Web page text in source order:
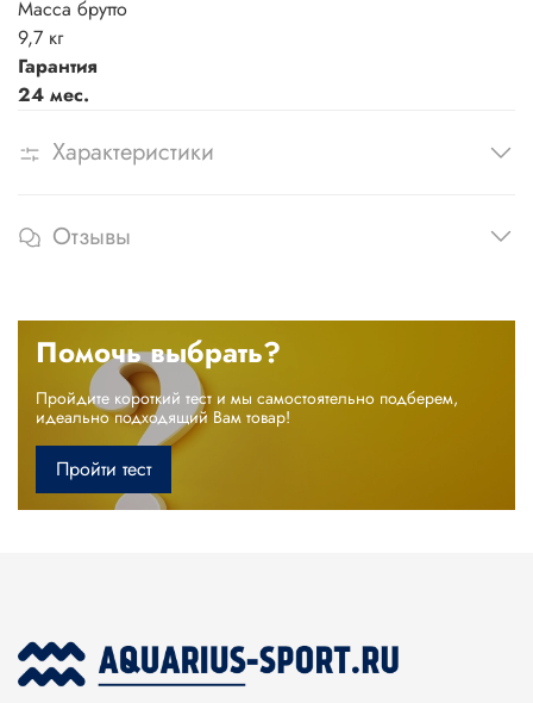
Масса брутто
9,7 кг
Гарантия
24 мес.
Характеристики
Отзывы
Помочь выбрать?
Пройдите короткий тест и мы самостоятельно подберем,
идеально подходящий Вам товар!
Пройти тест